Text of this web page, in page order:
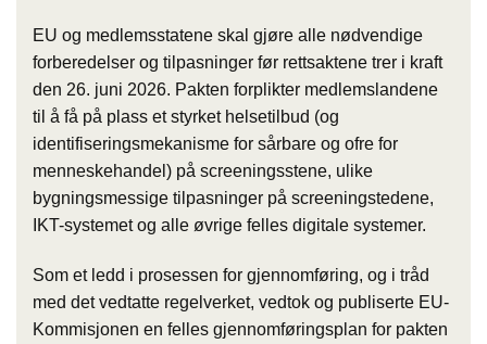
EU og medlemsstatene skal gjøre alle nødvendige
forberedelser og tilpasninger før rettsaktene trer i kraft
den 26. juni 2026. Pakten forplikter medlemslandene
til å få på plass et styrket helsetilbud (og
identifiseringsmekanisme for sårbare og ofre for
menneskehandel) på screeningsstene, ulike
bygningsmessige tilpasninger på screeningstedene,
IKT-systemet og alle øvrige felles digitale systemer.
Som et ledd i prosessen for gjennomføring, og i tråd
med det vedtatte regelverket, vedtok og publiserte EU-
Kommisjonen en felles gjennomføringsplan for pakten